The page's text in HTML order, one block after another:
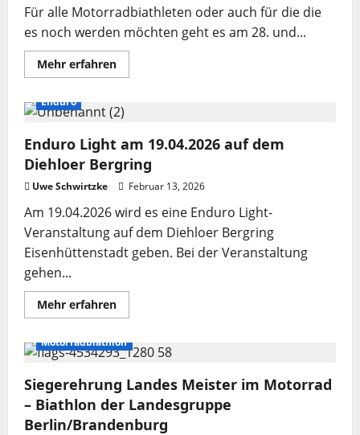
Für alle Motorradbiathleten oder auch für die die
es noch werden möchten geht es am 28. und...
Mehr erfahrenMehr
Informationen
gehts!
Am
in
Pößneck
Enduro
Enduro Light am 19.04.2026 auf dem
Diehloer Bergring
Uwe Schwirtzke Februar 13, 2026
Am 19.04.2026 wird es eine Enduro Light-
Veranstaltung auf dem Diehloer Bergring
Eisenhüttenstadt geben. Bei der Veranstaltung
gehen...
Mehr erfahrenMehr
Informationen
Light
am
auf
dem
Diehloer
Bergring
Motorradbiathlon
Siegerehrung Landes Meister im Motorrad
– Biathlon der Landesgruppe
Berlin/Brandenburg